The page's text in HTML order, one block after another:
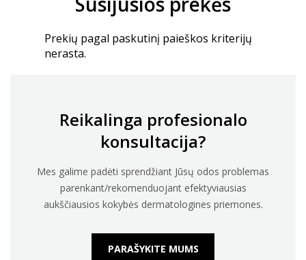
Prekių pagal paskutinį paieškos kriterijų
nerasta.
Reikalinga profesionalo
konsultacija?
Mes galime padėti sprendžiant Jūsų odos problemas
parenkant/rekomenduojant efektyviausias
aukščiausios kokybės dermatologines priemones.
PARAŠYKITE MUMS